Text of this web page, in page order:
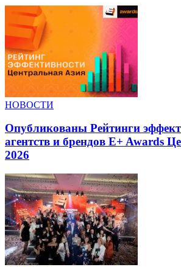
НОВОСТИ
Опубликованы Рейтинги
агентств и брендов E+ Awards
2026